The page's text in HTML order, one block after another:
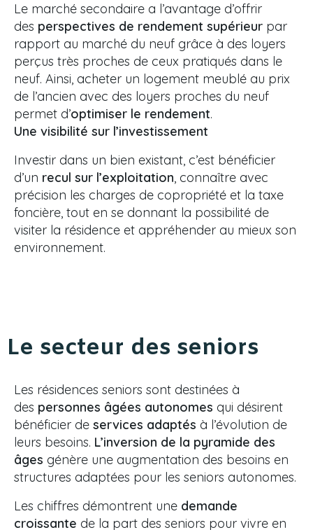
Le marché secondaire a l’avantage d’offrir
des perspectives de rendement supérieur par
rapport au marché du neuf grâce à des loyers
perçus très proches de ceux pratiqués dans le
neuf. Ainsi, acheter un logement meublé au prix
de l’ancien avec des loyers proches du neuf
permet d’optimiser le rendement.
Une visibilité sur l’investissement
Investir dans un bien existant, c’est bénéficier
d’un recul sur l’exploitation, connaître avec
précision les charges de copropriété et la taxe
foncière, tout en se donnant la possibilité de
visiter la résidence et appréhender au mieux son
environnement.
Le secteur des seniors
Les résidences seniors sont destinées à
des personnes âgées autonomes qui désirent
bénéficier de services adaptés à l’évolution de
leurs besoins. L’inversion de la pyramide des
âges génère une augmentation des besoins en
structures adaptées pour les seniors autonomes.
Les chiffres démontrent une demande
croissante de la part des seniors pour vivre en